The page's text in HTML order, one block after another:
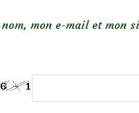
mon e-mail et mon